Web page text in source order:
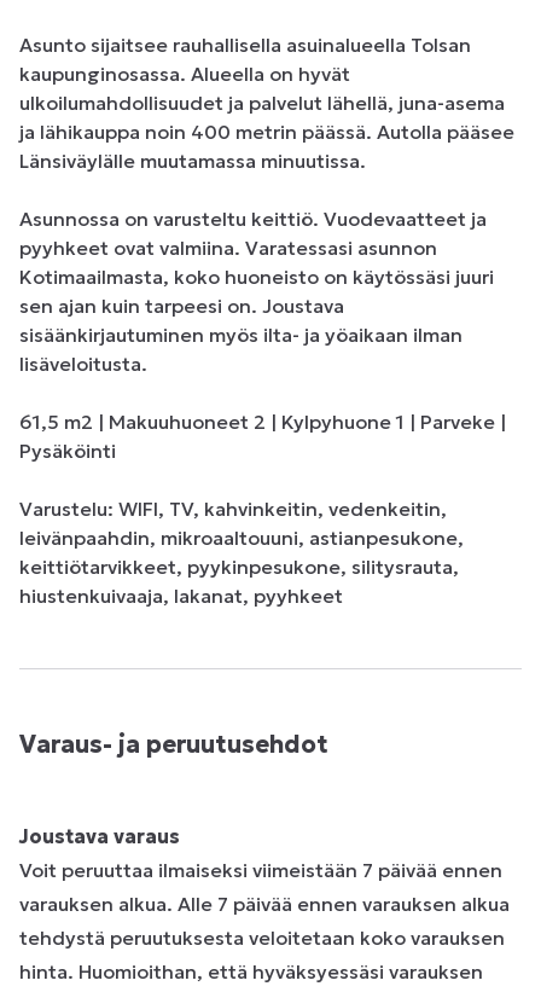
Asunto sijaitsee rauhallisella asuinalueella Tolsan
kaupunginosassa. Alueella on hyvät
ulkoilumahdollisuudet ja palvelut lähellä, juna-asema
ja lähikauppa noin 400 metrin päässä. Autolla pääsee
Länsiväylälle muutamassa minuutissa.
Asunnossa on varusteltu keittiö. Vuodevaatteet ja
pyyhkeet ovat valmiina. Varatessasi asunnon
Kotimaailmasta, koko huoneisto on käytössäsi juuri
sen ajan kuin tarpeesi on. Joustava
sisäänkirjautuminen myös ilta- ja yöaikaan ilman
lisäveloitusta.
61,5 m2 | Makuuhuoneet 2 | Kylpyhuone 1 | Parveke |
Pysäköinti
Varustelu: WIFI, TV, kahvinkeitin, vedenkeitin,
leivänpaahdin, mikroaaltouuni, astianpesukone,
keittiötarvikkeet, pyykinpesukone, silitysrauta,
hiustenkuivaaja, lakanat, pyyhkeet
Varaus- ja peruutusehdot
Joustava varaus
Voit peruuttaa ilmaiseksi viimeistään 7 päivää ennen
varauksen alkua. Alle 7 päivää ennen varauksen alkua
tehdystä peruutuksesta veloitetaan koko varauksen
hinta. Huomioithan, että hyväksyessäsi varauksen